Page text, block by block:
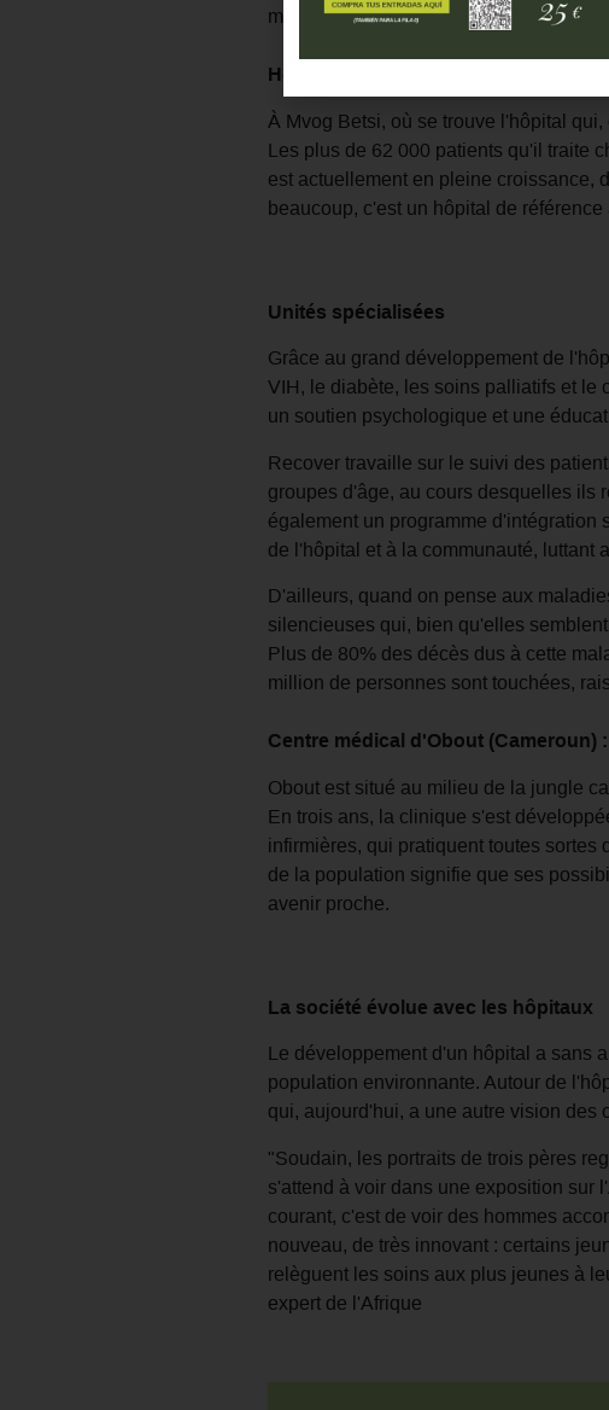
matériel manquant et en assurant
Hôpital Saint Martin de Porres
À Mvog Betsi, où se trouve l'hôpital
Les plus de 62 000 patients qu'il traite
est actuellement en pleine croissance,
beaucoup, c'est un hôpital de référence
Unités spécialisées
Grâce au grand développement de
VIH, le diabète, les soins palliatifs et le
un soutien psychologique et une
Recover travaille sur le suivi des
groupes d'âge, au cours desquelles ils
également un programme d'intégration
de l'hôpital et à la communauté, luttant
D'ailleurs, quand on pense aux
silencieuses qui, bien qu'elles
Plus de 80% des décès dus à cette
million de personnes sont touchées,
Centre médical d'Obout (Cameroun)
Obout est situé au milieu de la jungle
En trois ans, la clinique s'est
infirmières, qui pratiquent toutes
de la population signifie que ses
avenir proche.
La société évolue avec les hôpitaux
Le développement d'un hôpital a sans
population environnante. Autour de
qui, aujourd'hui, a une autre vision des
"Soudain, les portraits de trois pères
s'attend à voir dans une exposition sur
courant, c'est de voir des hommes
nouveau, de très innovant : certains
relèguent les soins aux plus jeunes à
expert de l'Afrique